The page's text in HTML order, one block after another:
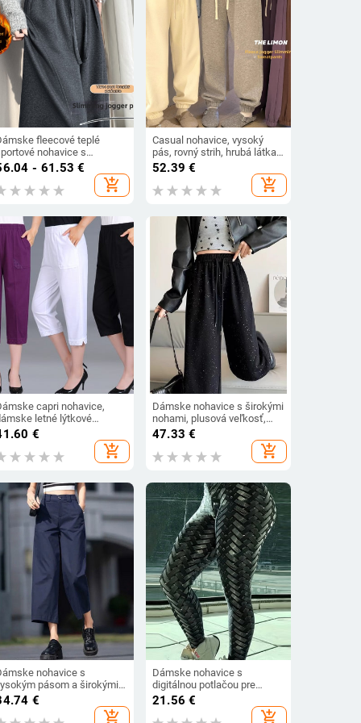
fleecové teplé
nohavice s
pásom, voľný rovný
strih, široké nohavice,
zimné 2025
- 61.53 €
add_shopping_cart
Casual nohavice, vysoký
pás, rovný strih, hrubá látka,
zima 2025
52.39 €
add_shopping_cart
capri nohavice,
letné lýtkové
2022 s vysokým
pásom, skrátené nohavice,
rovné nohavice
cukríkovej farby po lýtka
€
add_shopping_cart
Dámske nohavice s širokými
nohami, plusová veľkosť,
vysoký pás, ľahký materiál,
rovný strih, voľnočasové na
jar a leto
47.33 €
add_shopping_cart
nohavice s
pásom a širokými
jar a jeseň 2023,
módne všestranné
€
add_shopping_cart
Dámske nohavice s
digitálnou potlačou pre
väčšie veľkosti Dámske
nohavice Legíny
21.56 €
add_shopping_cart